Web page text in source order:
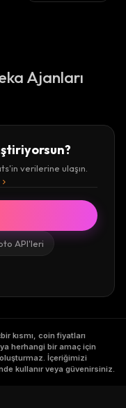
Ajanları
verilerine ulaşın.
API'leri
kısmı, coin fiyatları
herhangi bir amaç için
İçeriğimizi
kullanır veya güvenirsiniz.